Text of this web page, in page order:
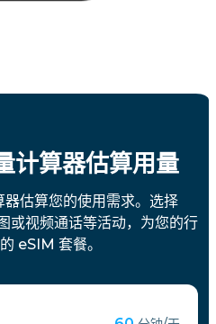
计算器估算用量
估算您的使用需求。选择
或视频通话等活动，为您的行
eSIM 套餐。